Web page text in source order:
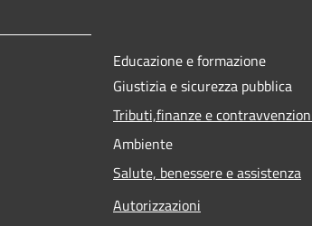
Educazione e formazione
Giustizia e sicurezza pubblica
Tributi,finanze e
Ambiente
Salute, benessere e assistenza
Autorizzazioni